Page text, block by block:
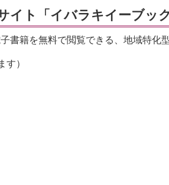
イト「イバラキイーブック
書籍を無料で閲覧できる、地域特化
す）